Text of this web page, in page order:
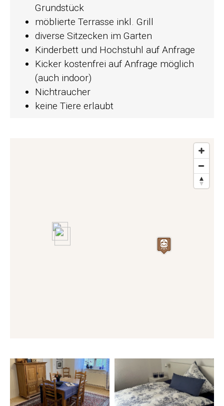
Grundstück
möblierte Terrasse inkl. Grill
diverse Sitzecken im Garten
Kinderbett und Hochstuhl auf Anfrage
Kicker kostenfrei auf Anfrage möglich
(auch indoor)
Nichtraucher
keine Tiere erlaubt